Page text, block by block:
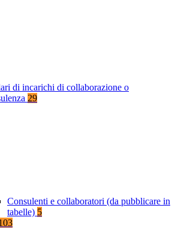
di incarichi di collaborazione o
29
Consulenti e collaboratori (da pubblicare in
tabelle) 5